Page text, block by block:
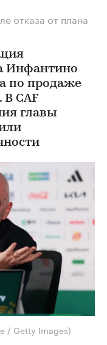
отказа от плана
Инфантино
по продаже
CAF
главы
/ Getty Images)